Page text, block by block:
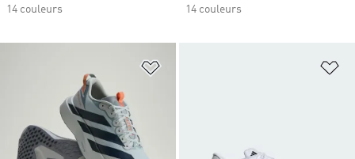
14 couleurs 14 couleurs
Ajouter à la Liste de produits